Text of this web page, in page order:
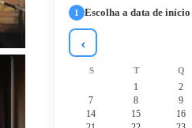
1 Escolha a data de início
‹
S T Q
1 2
7
8 9
14
15 16